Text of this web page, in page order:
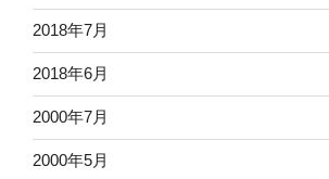
2018年7月
2018年6月
2000年7月
2000年5月